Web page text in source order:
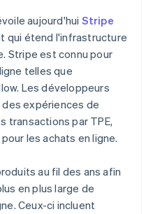
aujourd'hui Stripe
qui étend l'infrastructure
Stripe est connu pour
telles que
Les développeurs
expériences de
transactions par TPE,
les achats en ligne.
au fil des ans afin
en plus large de
Ceux-ci incluent